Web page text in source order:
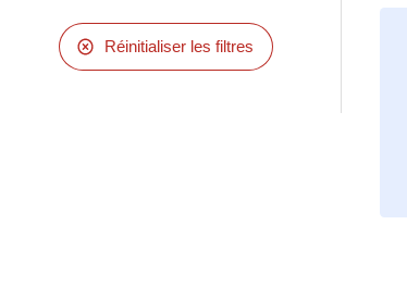
Réinitialiser les filtres